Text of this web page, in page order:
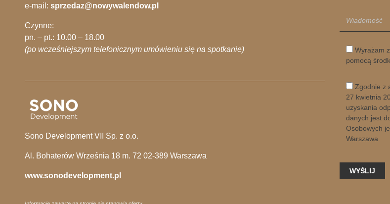
e-mail: sprzedaz@nowywalendow.pl
Czynne:
pn. – pt.: 10.00 – 18.00
(po wcześniejszym telefonicznym umówieniu się na spotkanie)
Sono Development VII Sp. z o.o.
Al. Bohaterów Września 18 m. 72 02-389 Warszawa
www.sonodevelopment.pl
Wyrażam
pomocą
Zgodnie z
27 kwietnia
uzyskania
danych jest
Osobowych
Warszawa